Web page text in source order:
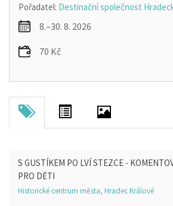
Pořadatel: Destinační společnost
8.–30. 8. 2026
70 Kč
S GUSTÍKEM PO LVÍ STEZCE -
PRO DĚTI
Historické centrum města, Hradec Králové